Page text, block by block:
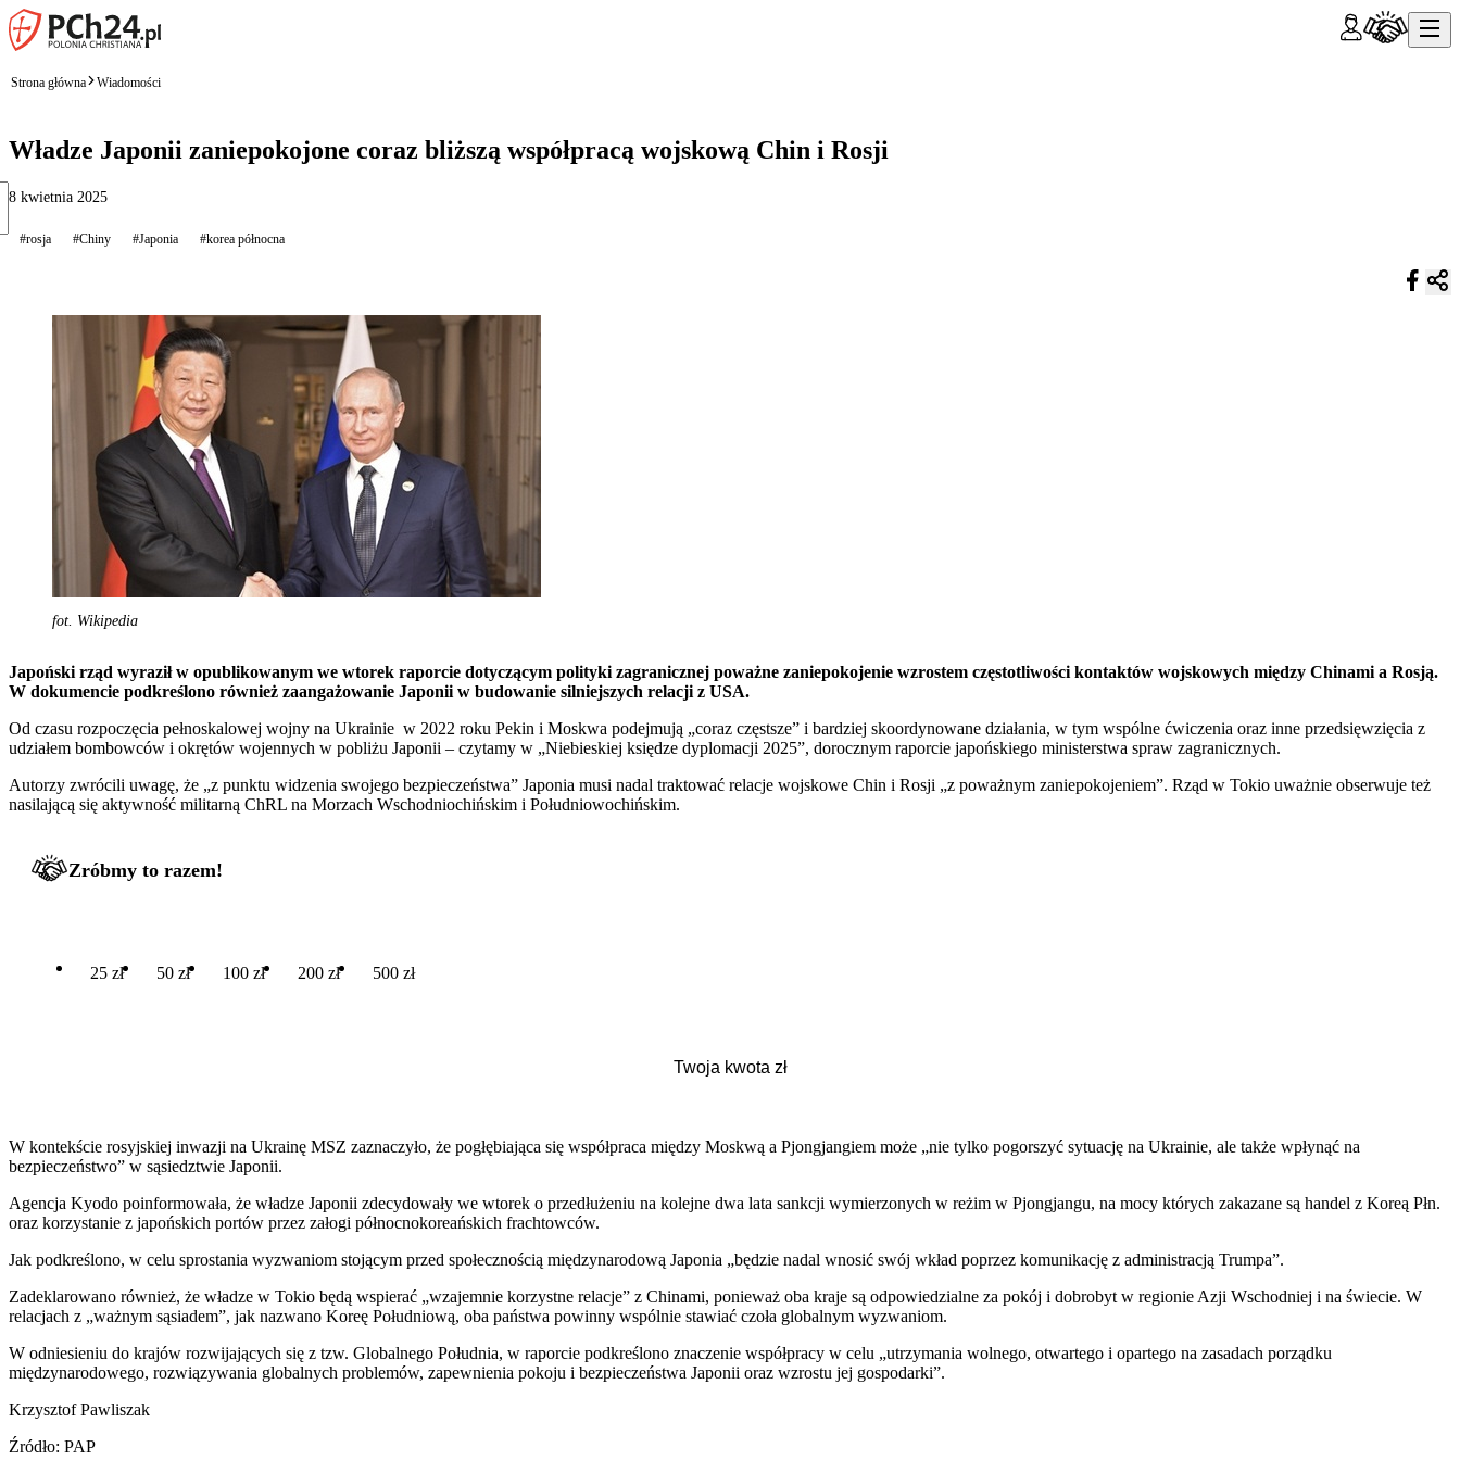
Strona główna Wiadomości
Władze Japonii zaniepokojone coraz bliższą współpracą wojskową Chin i Rosji
8 kwietnia 2025
#rosja #Chiny #Japonia #korea północna
fot. Wikipedia
Japoński rząd wyraził w opublikowanym we wtorek raporcie dotyczącym polityki zagranicznej poważne zaniepokojenie wzrostem częstotliwości kontaktów wojskowych między Chinami a Rosją.
W dokumencie podkreślono również zaangażowanie Japonii w budowanie silniejszych relacji z USA.
Od czasu rozpoczęcia pełnoskalowej wojny na Ukrainie w 2022 roku Pekin i Moskwa podejmują „coraz częstsze” i bardziej skoordynowane działania, w tym wspólne ćwiczenia oraz inne przedsięwzięcia z
udziałem bombowców i okrętów wojennych w pobliżu Japonii – czytamy w „Niebieskiej księdze dyplomacji 2025”, dorocznym raporcie japońskiego ministerstwa spraw zagranicznych.
Autorzy zwrócili uwagę, że „z punktu widzenia swojego bezpieczeństwa” Japonia musi nadal traktować relacje wojskowe Chin i Rosji „z poważnym zaniepokojeniem”. Rząd w Tokio uważnie obserwuje też
nasilającą się aktywność militarną ChRL na Morzach Wschodniochińskim i Południowochińskim.
Zróbmy to razem!
25 zł 50 zł 100 zł 200 zł 500 zł
W kontekście rosyjskiej inwazji na Ukrainę MSZ zaznaczyło, że pogłębiająca się współpraca między Moskwą a Pjongjangiem może „nie tylko pogorszyć sytuację na Ukrainie, ale także wpłynąć na
bezpieczeństwo” w sąsiedztwie Japonii.
Agencja Kyodo poinformowała, że władze Japonii zdecydowały we wtorek o przedłużeniu na kolejne dwa lata sankcji wymierzonych w reżim w Pjongjangu, na mocy których zakazane są handel z Koreą Płn.
oraz korzystanie z japońskich portów przez załogi północnokoreańskich frachtowców.
Jak podkreślono, w celu sprostania wyzwaniom stojącym przed społecznością międzynarodową Japonia „będzie nadal wnosić swój wkład poprzez komunikację z administracją Trumpa”.
Zadeklarowano również, że władze w Tokio będą wspierać „wzajemnie korzystne relacje” z Chinami, ponieważ oba kraje są odpowiedzialne za pokój i dobrobyt w regionie Azji Wschodniej i na świecie. W
relacjach z „ważnym sąsiadem”, jak nazwano Koreę Południową, oba państwa powinny wspólnie stawiać czoła globalnym wyzwaniom.
W odniesieniu do krajów rozwijających się z tzw. Globalnego Południa, w raporcie podkreślono znaczenie współpracy w celu „utrzymania wolnego, otwartego i opartego na zasadach porządku
międzynarodowego, rozwiązywania globalnych problemów, zapewnienia pokoju i bezpieczeństwa Japonii oraz wzrostu jej gospodarki”.
Krzysztof Pawliszak
Źródło: PAP